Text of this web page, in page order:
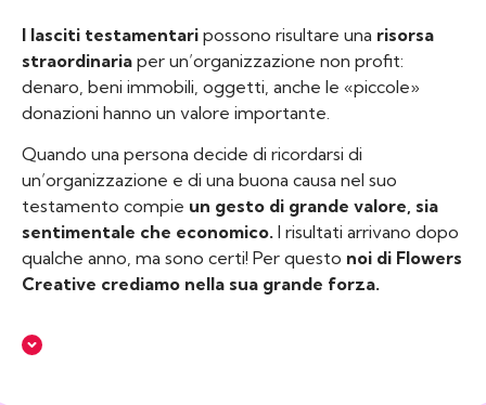
I lasciti testamentari possono risultare una risorsa
straordinaria per un’organizzazione non profit:
denaro, beni immobili, oggetti, anche le «piccole»
donazioni hanno un valore importante.
Quando una persona decide di ricordarsi di
un’organizzazione e di una buona causa nel suo
testamento compie un gesto di grande valore, sia
sentimentale che economico. I risultati arrivano dopo
qualche anno, ma sono certi! Per questo noi di Flowers
Creative crediamo nella sua grande forza.